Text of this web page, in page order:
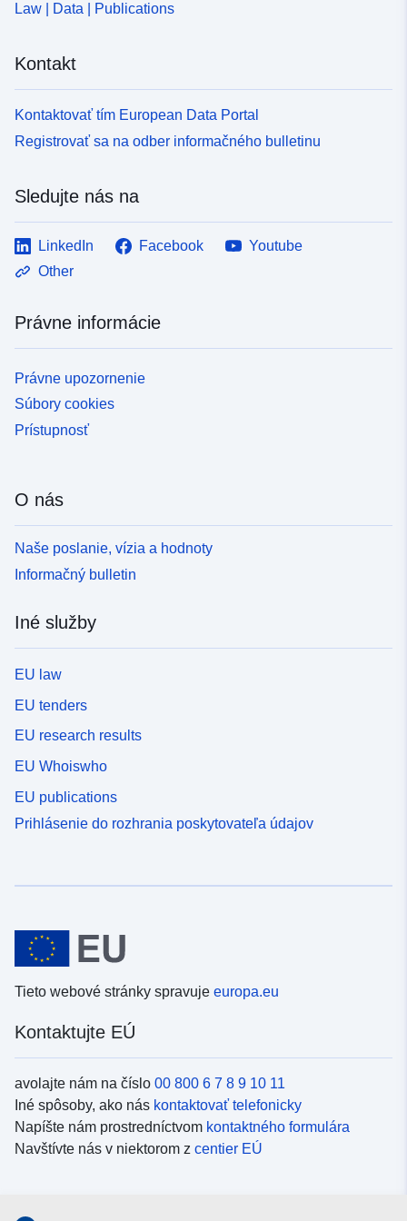
Law | Data | Publications
Kontakt
Kontaktovať tím European Data Portal
Registrovať sa na odber informačného bulletinu
Sledujte nás na
LinkedIn Facebook
Youtube
Other
Právne informácie
Právne upozornenie
Súbory cookies
Prístupnosť
O nás
Naše poslanie, vízia a hodnoty
Informačný bulletin
Iné služby
EU law
EU tenders
EU research results
EU Whoiswho
EU publications
Prihlásenie do rozhrania poskytovateľa údajov
Tieto webové stránky spravuje europa.eu
Kontaktujte EÚ
avolajte nám na číslo 00 800 6 7 8 9 10 11
Iné spôsoby, ako nás kontaktovať telefonicky
Napíšte nám prostredníctvom kontaktného formulára
Navštívte nás v niektorom z centier EÚ